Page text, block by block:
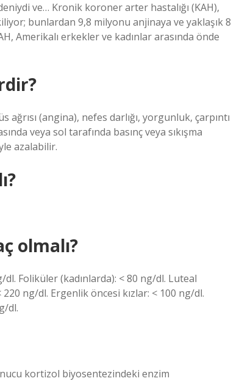
ve… Kronik koroner arter hastalığı (KAH),
bunlardan 9,8 milyonu anjinaya ve yaklaşık 8
Amerikalı erkekler ve kadınlar arasında önde
(angina), nefes darlığı, yorgunluk, çarpıntı
veya sol tarafında basınç veya sıkışma
azalabilir.
olmalı?
Foliküler (kadınlarda): < 80 ng/dl. Luteal
ng/dl. Ergenlik öncesi kızlar: < 100 ng/dl.
dl.
kortizol biyosentezindeki enzim